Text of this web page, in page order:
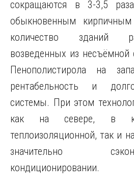
сокращаются в 3-3,5
обыкновенным
количество зданий
возведенных из несъёмной
Пенополистирола на
рентабельность и
системы. При этом
как на севере, в
теплоизоляционной, так и
значительно
кондиционировании.